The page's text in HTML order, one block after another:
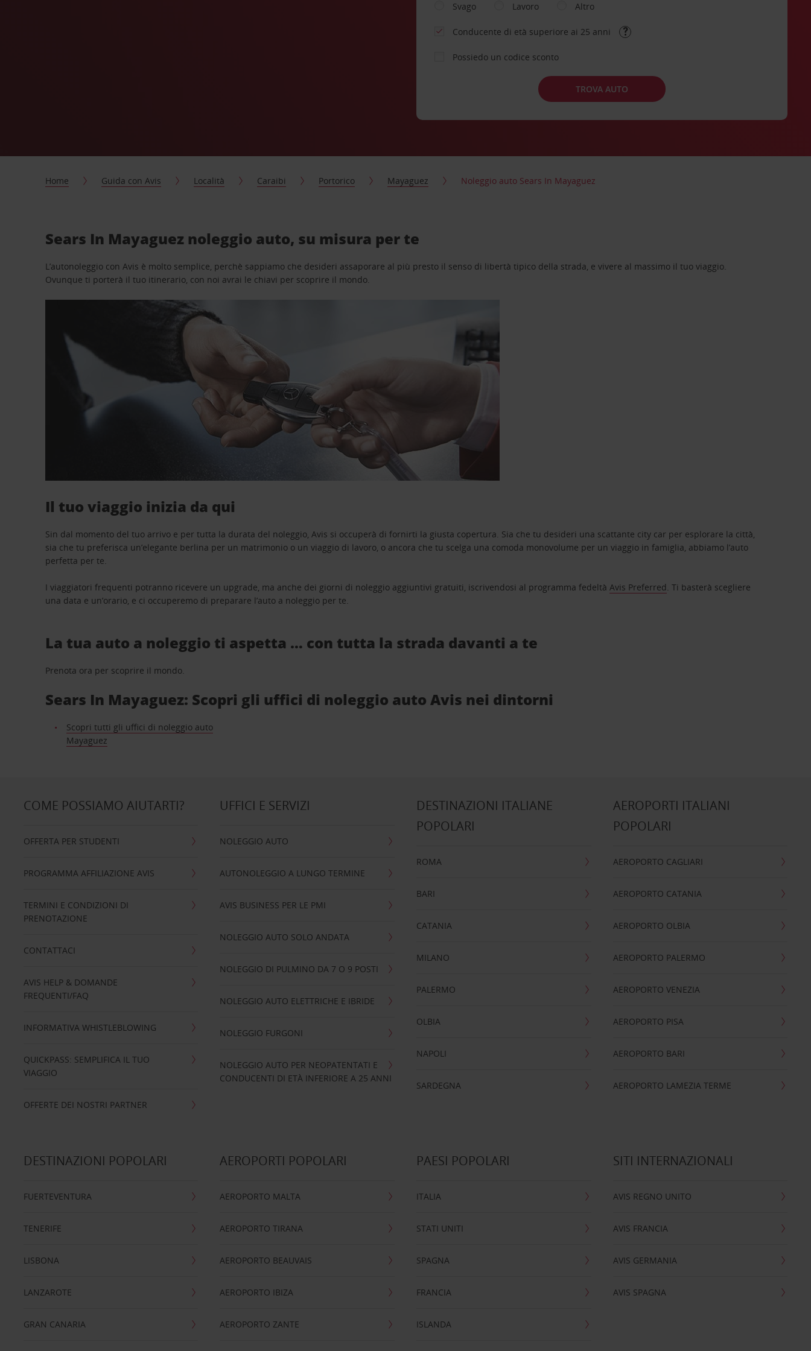
Svago
Lavoro Altro
Conducente di età superiore ai 25 anni
Possiedo un codice sconto
TROVA AUTO
Home Guida con Avis Località Caraibi Portorico Mayaguez Noleggio auto Sears In Mayaguez
Sears In Mayaguez noleggio auto, su misura per te
L’autonoleggio con Avis è molto semplice, perchè sappiamo che desideri assaporare al più presto il senso di libertà tipico della strada, e vivere al massimo il tuo viaggio.
Ovunque ti porterà il tuo itinerario, con noi avrai le chiavi per scoprire il mondo.
Il tuo viaggio inizia da qui
Sin dal momento del tuo arrivo e per tutta la durata del noleggio, Avis si occuperà di fornirti la giusta copertura. Sia che tu desideri una scattante city car per esplorare la città,
sia che tu preferisca un’elegante berlina per un matrimonio o un viaggio di lavoro, o ancora che tu scelga una comoda monovolume per un viaggio in famiglia, abbiamo l’auto
perfetta per te.
I viaggiatori frequenti potranno ricevere un upgrade, ma anche dei giorni di noleggio aggiuntivi gratuiti, iscrivendosi al programma fedeltàAvis Preferred. Ti basterà scegliere
una data e un’orario, e ci occuperemo di preparare l’auto a noleggio per te.
La tua auto a noleggio ti aspetta … con tutta la strada davanti a te
Prenota ora per scoprire il mondo.
Sears In Mayaguez: Scopri gli uffici di noleggio auto Avis nei dintorni
Scopri tutti gli uffici di noleggio auto
Mayaguez
COME POSSIAMO AIUTARTI?
OFFERTA PER STUDENTI
PROGRAMMA AFFILIAZIONE AVIS
TERMINI E CONDIZIONI DI
PRENOTAZIONE
CONTATTACI
AVIS HELP & DOMANDE
FREQUENTI/FAQ
INFORMATIVA WHISTLEBLOWING
QUICKPASS: SEMPLIFICA IL TUO
VIAGGIO
OFFERTE DEI NOSTRI PARTNER
UFFICI E SERVIZI
NOLEGGIO AUTO
AUTONOLEGGIO A LUNGO TERMINE
AVIS BUSINESS PER LE PMI
NOLEGGIO AUTO SOLO ANDATA
NOLEGGIO DI PULMINO DA 7 O 9 POSTI
NOLEGGIO AUTO ELETTRICHE E IBRIDE
NOLEGGIO FURGONI
NOLEGGIO AUTO PER NEOPATENTATI E
CONDUCENTI DI ETÀ INFERIORE A 25 ANNI
DESTINAZIONI ITALIANE
POPOLARI
ROMA
BARI
CATANIA
MILANO
PALERMO
OLBIA
NAPOLI
SARDEGNA
AEROPORTI ITALIANI
POPOLARI
AEROPORTO CAGLIARI
AEROPORTO CATANIA
AEROPORTO OLBIA
AEROPORTO PALERMO
AEROPORTO VENEZIA
AEROPORTO PISA
AEROPORTO BARI
AEROPORTO LAMEZIA TERME
DESTINAZIONI POPOLARI
FUERTEVENTURA
TENERIFE
LISBONA
LANZAROTE
GRAN CANARIA
AEROPORTI POPOLARI
AEROPORTO MALTA
AEROPORTO TIRANA
AEROPORTO BEAUVAIS
AEROPORTO IBIZA
AEROPORTO ZANTE
PAESI POPOLARI
ITALIA
STATI UNITI
SPAGNA
FRANCIA
ISLANDA
SITI INTERNAZIONALI
AVIS REGNO UNITO
AVIS FRANCIA
AVIS GERMANIA
AVIS SPAGNA